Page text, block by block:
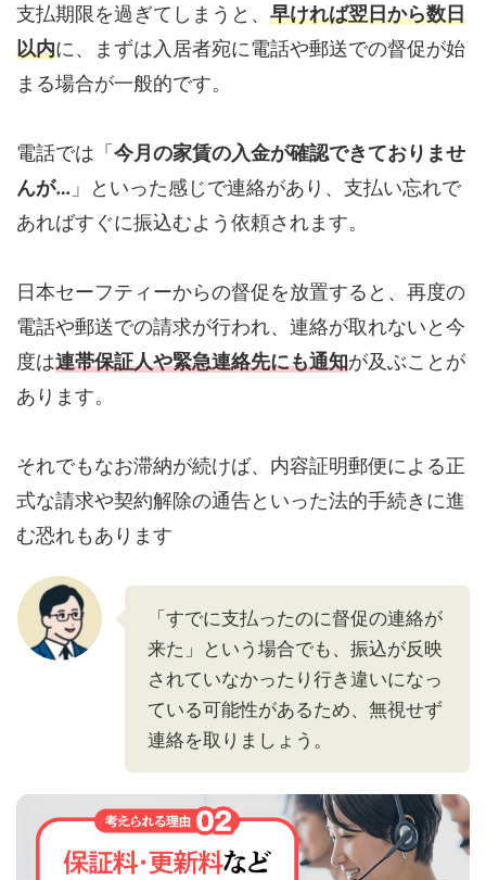
支払期限を過ぎてしまうと、 早ければ翌日から数日
以内に、まずは入居者宛に電話や郵送での督促が始
まる場合が一般的です。
電話では「 今月の家賃の入金が確認できておりませ
んが… 」といった感じで連絡があり、支払い忘れで
あればすぐに振込むよう依頼されます。
日本セーフティーからの督促を放置すると、再度の
電話や郵送での請求が行われ、連絡が取れないと今
度は連帯保証人や緊急連絡先にも通知が及ぶことが
あります。
それでもなお滞納が続けば、内容証明郵便による正
式な請求や契約解除の通告といった法的手続きに進
む恐れもあります
「すでに支払ったのに督促の連絡が
来た」という場合でも、振込が反映
されていなかったり行き違いになっ
ている可能性があるため、無視せず
連絡を取りましょう。